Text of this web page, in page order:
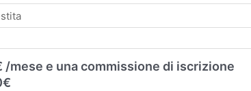
/mese e una commissione di iscrizione
€